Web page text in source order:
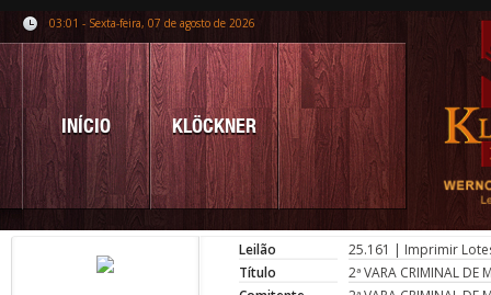
03:01 - Sexta-feira, 07 de agosto de 2026
INÍCIO KLÖCKNER
Leilão 25.161 | Imprimir
Título
2ª VARA CRIMINAL DE